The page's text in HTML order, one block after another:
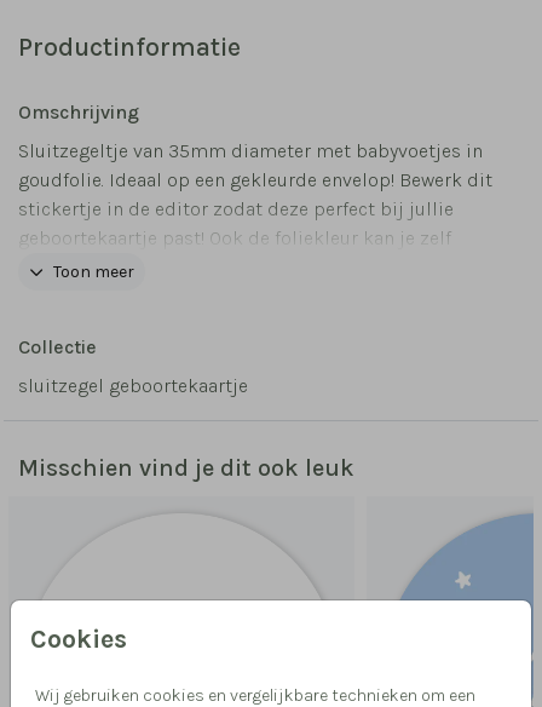
Cookies
Wij gebruiken cookies en vergelijkbare technieken om een
Productinformatie
Omschrijving
Sluitzegeltje van 35mm diameter met babyvoetjes in
goudfolie. Ideaal op een gekleurde envelop! Bewerk dit
stickertje in de editor zodat deze perfect bij jullie
geboortekaartje past! Ook de foliekleur kan je zelf
aanpassen naar roségoud of zilver.
Toon meer
Collectie
sluitzegel geboortekaartje
Misschien vind je dit ook leuk